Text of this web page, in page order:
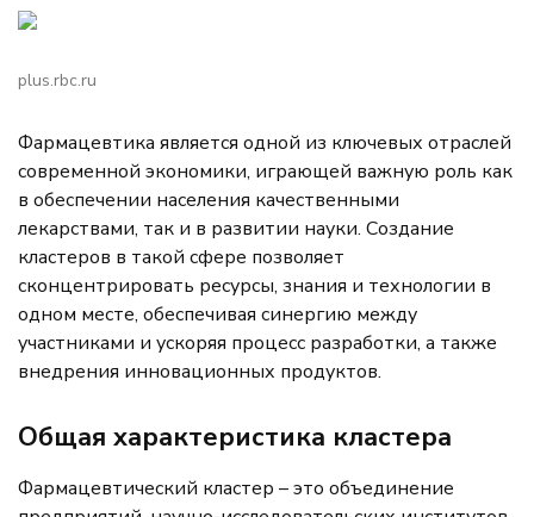
plus.rbc.ru
Фармацевтика является одной из ключевых отраслей
современной экономики, играющей важную роль как
в обеспечении населения качественными
лекарствами, так и в развитии науки. Создание
кластеров в такой сфере позволяет
сконцентрировать ресурсы, знания и технологии в
одном месте, обеспечивая синергию между
участниками и ускоряя процесс разработки, а также
внедрения инновационных продуктов.
Общая характеристика кластера
Фармацевтический кластер – это объединение